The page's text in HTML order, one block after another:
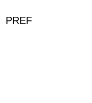
PREF